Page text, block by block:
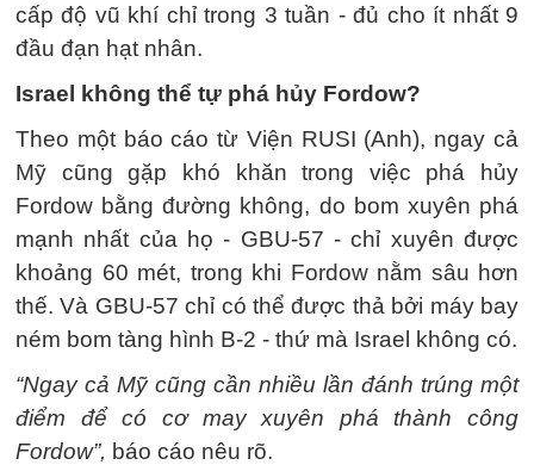
cấp độ vũ khí chỉ trong 3 tuần - đủ cho ít nhất 9
đầu đạn hạt nhân.
Israel không thể tự phá hủy Fordow?
Theo một báo cáo từ Viện RUSI (Anh), ngay cả
Mỹ cũng gặp khó khăn trong việc phá hủy
Fordow bằng đường không, do bom xuyên phá
mạnh nhất của họ - GBU-57 - chỉ xuyên được
khoảng 60 mét, trong khi Fordow nằm sâu hơn
thế. Và GBU-57 chỉ có thể được thả bởi máy bay
ném bom tàng hình B-2 - thứ mà Israel không có.
“Ngay cả Mỹ cũng cần nhiều lần đánh trúng một
điểm để có cơ may xuyên phá thành công
Fordow”, báo cáo nêu rõ.